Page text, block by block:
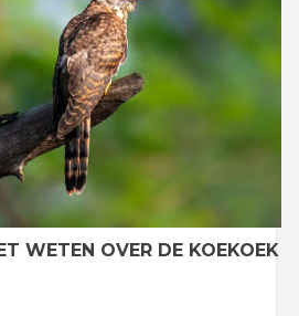
WETEN OVER DE KOEKOEK